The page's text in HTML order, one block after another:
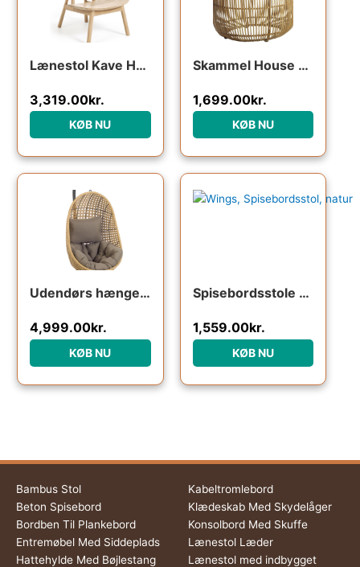
Lænestol Kave Home Nadra natur teaktræ og rattan håndlavet rustik kolonialstil
3,319.00kr.
KØB NU
Skammel House Doctor Modern natur rattan og jernstel taburet Ø52 x H46 cm
1,699.00kr.
KØB NU
Udendørs hængestol med stativ Kave Home Cira i sort polyrattan med grå pude
4,999.00kr.
KØB NU
Spisebordsstole sæt 2 WOOOD Wings natur polyester-rattan & sort pulverlakeret stål
Den oprindelige pris var:
1,559.00kr.
Den aktuelle
KØB NU
Bambus Stol
Beton Spisebord
Bordben Til Plankebord
Entremøbel Med Siddeplads
Hattehylde Med Bøjlestang
Kabeltromlebord
Klædeskab Med Skydelåger
Konsolbord Med Skuffe
Lænestol Læder
Lænestol med indbygget